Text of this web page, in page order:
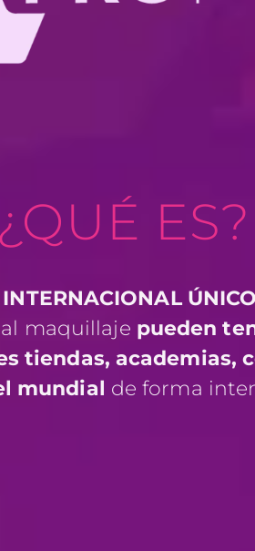
¿QUÉ ES?
ÚNICO
maquillaje pueden
tiendas, academias,
mundial de forma